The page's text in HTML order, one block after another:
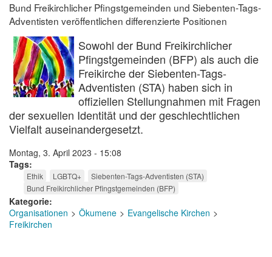
Bund Freikirchlicher Pfingstgemeinden und Siebenten-Tags-
Adventisten veröffentlichen differenzierte Positionen
Sowohl der Bund Freikirchlicher
Pfingstgemeinden (BFP) als auch die
Freikirche der Siebenten-Tags-
Adventisten (STA) haben sich in
offiziellen Stellungnahmen mit Fragen
der sexuellen Identität und der geschlechtlichen
Vielfalt auseinandergesetzt.
Montag, 3. April 2023 - 15:08
Tags
Ethik LGBTQ+
Siebenten-Tags-Adventisten (STA)
Bund Freikirchlicher Pfingstgemeinden (BFP)
Kategorie
Organisationen
Ökumene
Evangelische Kirchen
Freikirchen